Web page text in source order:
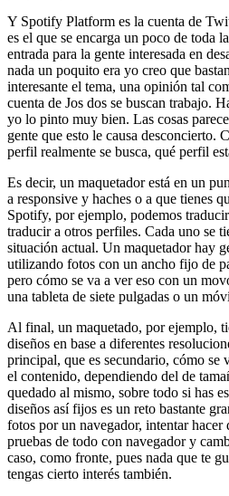
Y Spotify Platform es la cuenta de
es el que se encarga un poco de toda
entrada para la gente interesada en
nada un poquito era yo creo que
interesante el tema, una opinión tal
cuenta de Jos dos se buscan trabajo.
yo lo pinto muy bien. Las cosas
gente que esto le causa desconcierto.
perfil realmente se busca, qué perfil
Es decir, un maquetador está en un
a responsive y haches o a que tienes
Spotify, por ejemplo, podemos
traducir a otros perfiles. Cada uno se
situación actual. Un maquetador hay
utilizando fotos con un ancho fijo de
pero cómo se va a ver eso con un
una tableta de siete pulgadas o un
Al final, un maquetado, por ejemplo,
diseños en base a diferentes
principal, que es secundario, cómo se
el contenido, dependiendo del de
quedado al mismo, sobre todo si has
diseños así fijos es un reto bastante
fotos por un navegador, intentar hacer
pruebas de todo con navegador y
caso, como fronte, pues nada que te
tengas cierto interés también.